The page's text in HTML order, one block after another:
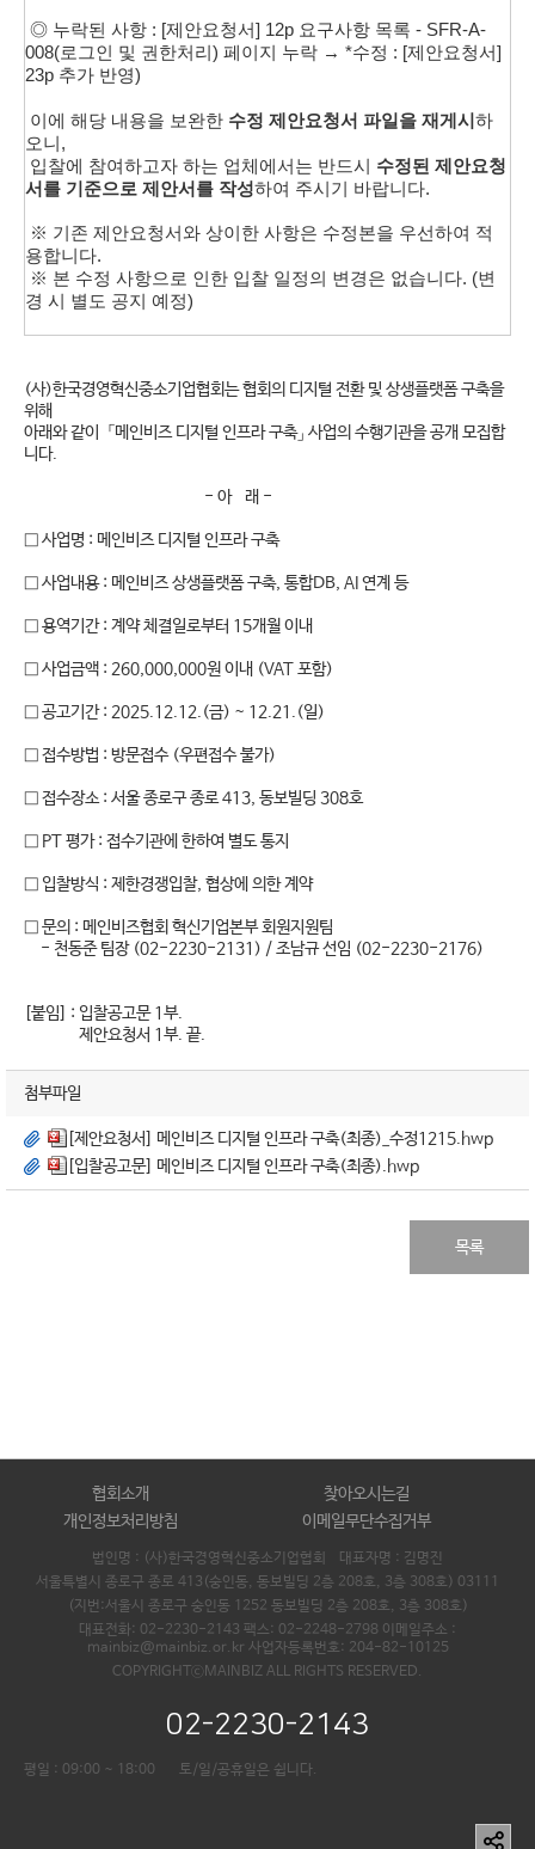
◎ 누락된 사항 : [제안요청서] 12p 요구사항 목록 - SFR-A-
008(로그인 및 권한처리) 페이지 누락 → *수정 : [제안요청서]
23p 추가 반영)
이에 해당 내용을 보완한 수정 제안요청서 파일을 재게시 하
오니,
입찰에 참여하고자 하는 업체에서는 반드시 수정된 제안요청
서를 기준으로 제안서를 작성하여 주시기 바랍니다.
※ 기존 제안요청서와 상이한 사항은 수정본을 우선하여 적
용합니다.
※ 본 수정 사항으로 인한 입찰 일정의 변경은 없습니다. (변
경 시 별도 공지 예정)
(사)한국경영혁신중소기업협회는 협회의 디지털 전환 및 상생플랫폼 구축을
위해
아래와 같이 「메인비즈 디지털 인프라 구축」 사업의 수행기관을 공개 모집합
니다.
- 아 래 -
□ 사업명 : 메인비즈 디지털 인프라 구축
□ 사업내용 : 메인비즈 상생플랫폼 구축, 통합DB, AI 연계 등
□ 용역기간 : 계약 체결일로부터 15개월 이내
□ 사업금액 : 260,000,000원 이내 (VAT 포함)
□ 공고기간 : 2025.12.12.(금) ~ 12.21.(일)
□ 접수방법 : 방문접수 (우편접수 불가)
□ 접수장소 : 서울 종로구 종로 413, 동보빌딩 308호
□ PT 평가 : 접수기관에 한하여 별도 통지
□ 입찰방식 : 제한경쟁입찰, 협상에 의한 계약
□ 문의 : 메인비즈협회 혁신기업본부 회원지원팀
- 천동준 팀장 (02-2230-2131) / 조남규 선임 (02-2230-2176)
[붙임] : 입찰공고문 1부.
제안요청서 1부. 끝.
첨부파일
[제안요청서] 메인비즈 디지털 인프라 구축(최종)_수정1215.hwp
[입찰공고문] 메인비즈 디지털 인프라 구축(최종).hwp
목록
협회소개
찾아오시는길
개인정보처리방침
이메일무단수집거부
법인명 : (사)한국경영혁신중소기업협회 대표자명 : 김명진
서울특별시 종로구 종로 413(숭인동, 동보빌딩 2층 208호, 3층 308호) 03111
(지번:서울시 종로구 숭인동 1252 동보빌딩 2층 208호, 3층 308호)
대표전화: 02-2230-2143 팩스: 02-2248-2798 이메일주소 :
mainbiz@mainbiz.or.kr 사업자등록번호: 204-82-10125
COPYRIGHTⓒMAINBIZ ALL RIGHTS RESERVED.
02-2230-2143
평일 : 09:00 ~ 18:00 토/일/공휴일은 쉽니다.